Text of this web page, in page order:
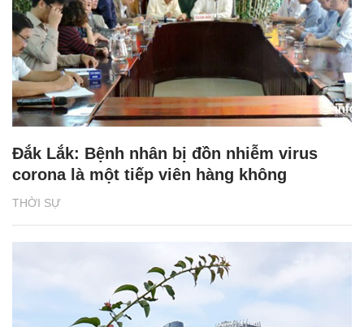
THỜI SỰ
Đắk Lắk: Bệnh nhân bị đồn nhiễm virus
corona là một tiếp viên hàng không